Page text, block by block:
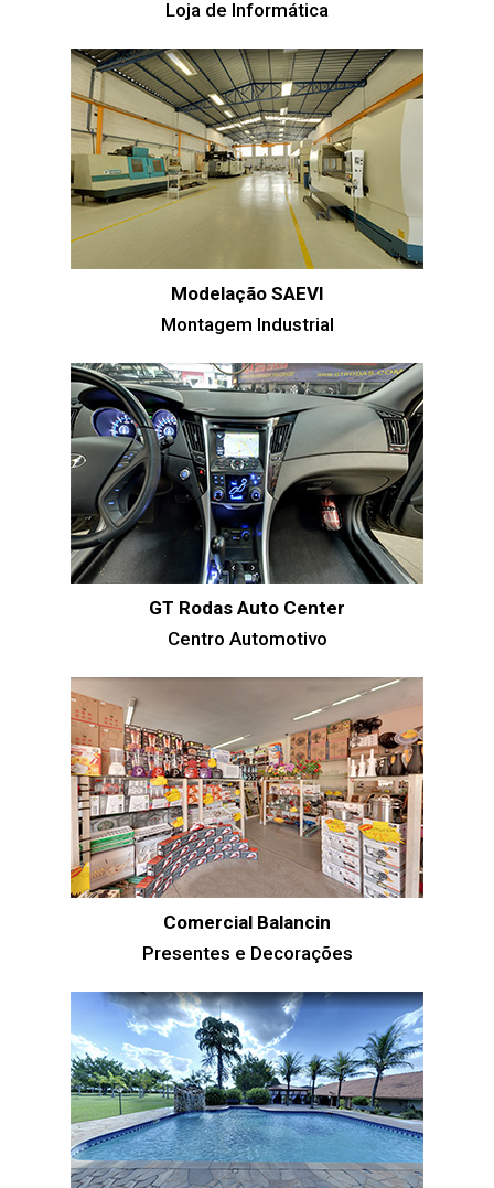
Loja de Informática
Modelação SAEVI
Montagem Industrial
GT Rodas Auto Center
Centro Automotivo
Comercial Balancin
Presentes e Decorações